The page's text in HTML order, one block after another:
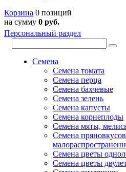
Корзина 0 позиций
на сумму 0 руб.
Персональный раздел
Семена
Семена томата
Семена перца
Семена бахчевые
Семена зелень
Семена капусты
Семена корнеплоды
Семена мяты,
Семена
Семена цветы
Семена цветы